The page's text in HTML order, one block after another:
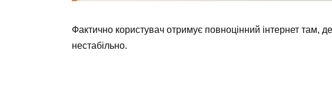
Фактично користувач отримує повноцінний інтернет там,
нестабільно.